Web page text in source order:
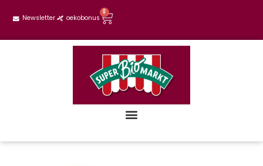
Newsletter oekobonus
0